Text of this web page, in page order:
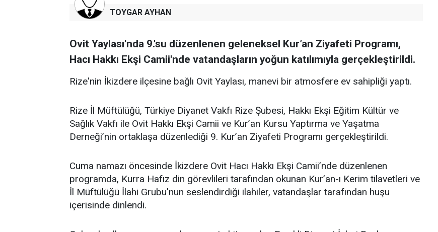
TOYGAR AYHAN
Ovit Yaylası'nda 9.'su düzenlenen geleneksel Kur’an Ziyafeti Programı,
Hacı Hakkı Ekşi Camii'nde vatandaşların yoğun katılımıyla gerçekleştirildi.
Rize'nin İkizdere ilçesine bağlı Ovit Yaylası, manevi bir atmosfere ev sahipliği yaptı.
Rize İl Müftülüğü, Türkiye Diyanet Vakfı Rize Şubesi, Hakkı Ekşi Eğitim Kültür ve
Sağlık Vakfı ile Ovit Hakkı Ekşi Camii ve Kur’an Kursu Yaptırma ve Yaşatma
Derneği’nin ortaklaşa düzenlediği 9. Kur’an Ziyafeti Programı gerçekleştirildi.
Cuma namazı öncesinde İkizdere Ovit Hacı Hakkı Ekşi Camii’nde düzenlenen
programda, Kurra Hafız din görevlileri tarafından okunan Kur’an-ı Kerim tilavetleri ve
İl Müftülüğü İlahi Grubu'nun seslendirdiği ilahiler, vatandaşlar tarafından huşu
içerisinde dinlendi.